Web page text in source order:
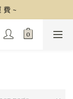
費 ~
費 ~
元)